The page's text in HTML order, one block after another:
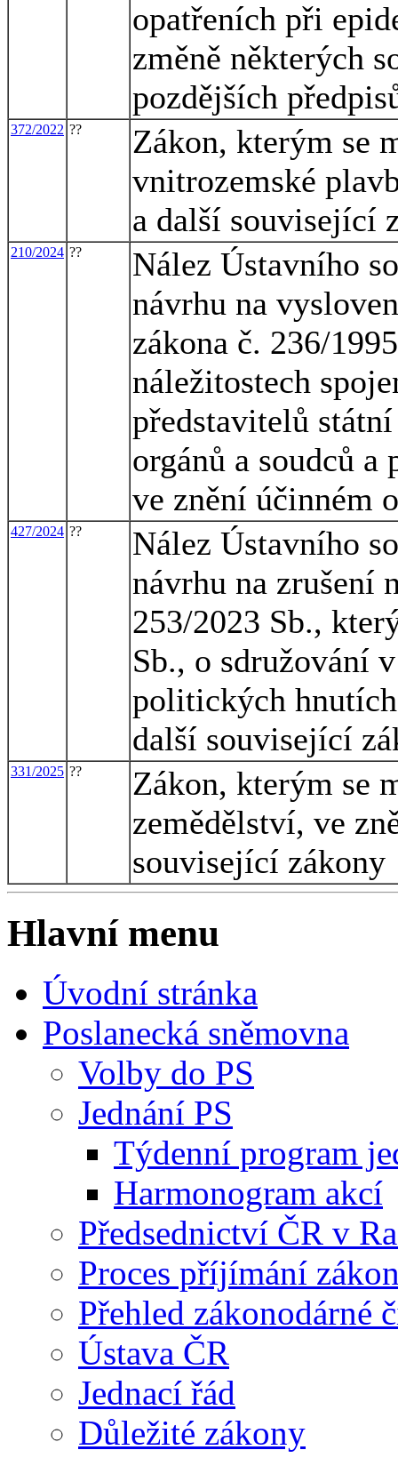
opatřeních při
změně některých
pozdějších
372/2022 ??
Zákon, kterým se
vnitrozemské
a další související
210/2024 ??
Nález Ústavního
návrhu na
zákona č. 236/
náležitostech
představitelů
orgánů a soudců a
ve znění účinném
427/2024 ??
Nález Ústavního
návrhu na zrušení
253/2023 Sb.,
Sb., o sdružování
politických
další související
331/2025 ??
Zákon, kterým se
zemědělství, ve
související zákony
Hlavní menu
Úvodní stránka
Poslanecká sněmovna
Volby do PS
Jednání PS
Týdenní program
Harmonogram akcí
Předsednictví ČR v
Proces příjímání
Přehled zákonodárné
Ústava ČR
Jednací řád
Důležité zákony